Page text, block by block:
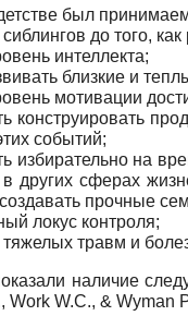
был
сиблингов до того,
интеллекта;
близкие и
мотивации
конструировать
событий;
избирательно на
других сферах
прочные
локус контроля;
тяжелых травм и
наличие
Work W.C., & Wyman